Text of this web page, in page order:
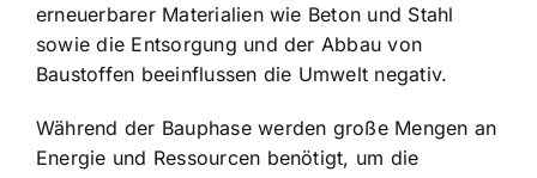
erneuerbarer Materialien wie Beton und Stahl
sowie die Entsorgung und der Abbau von
Baustoffen beeinflussen die Umwelt negativ.
Während der Bauphase werden große Mengen an
Energie und Ressourcen benötigt, um die